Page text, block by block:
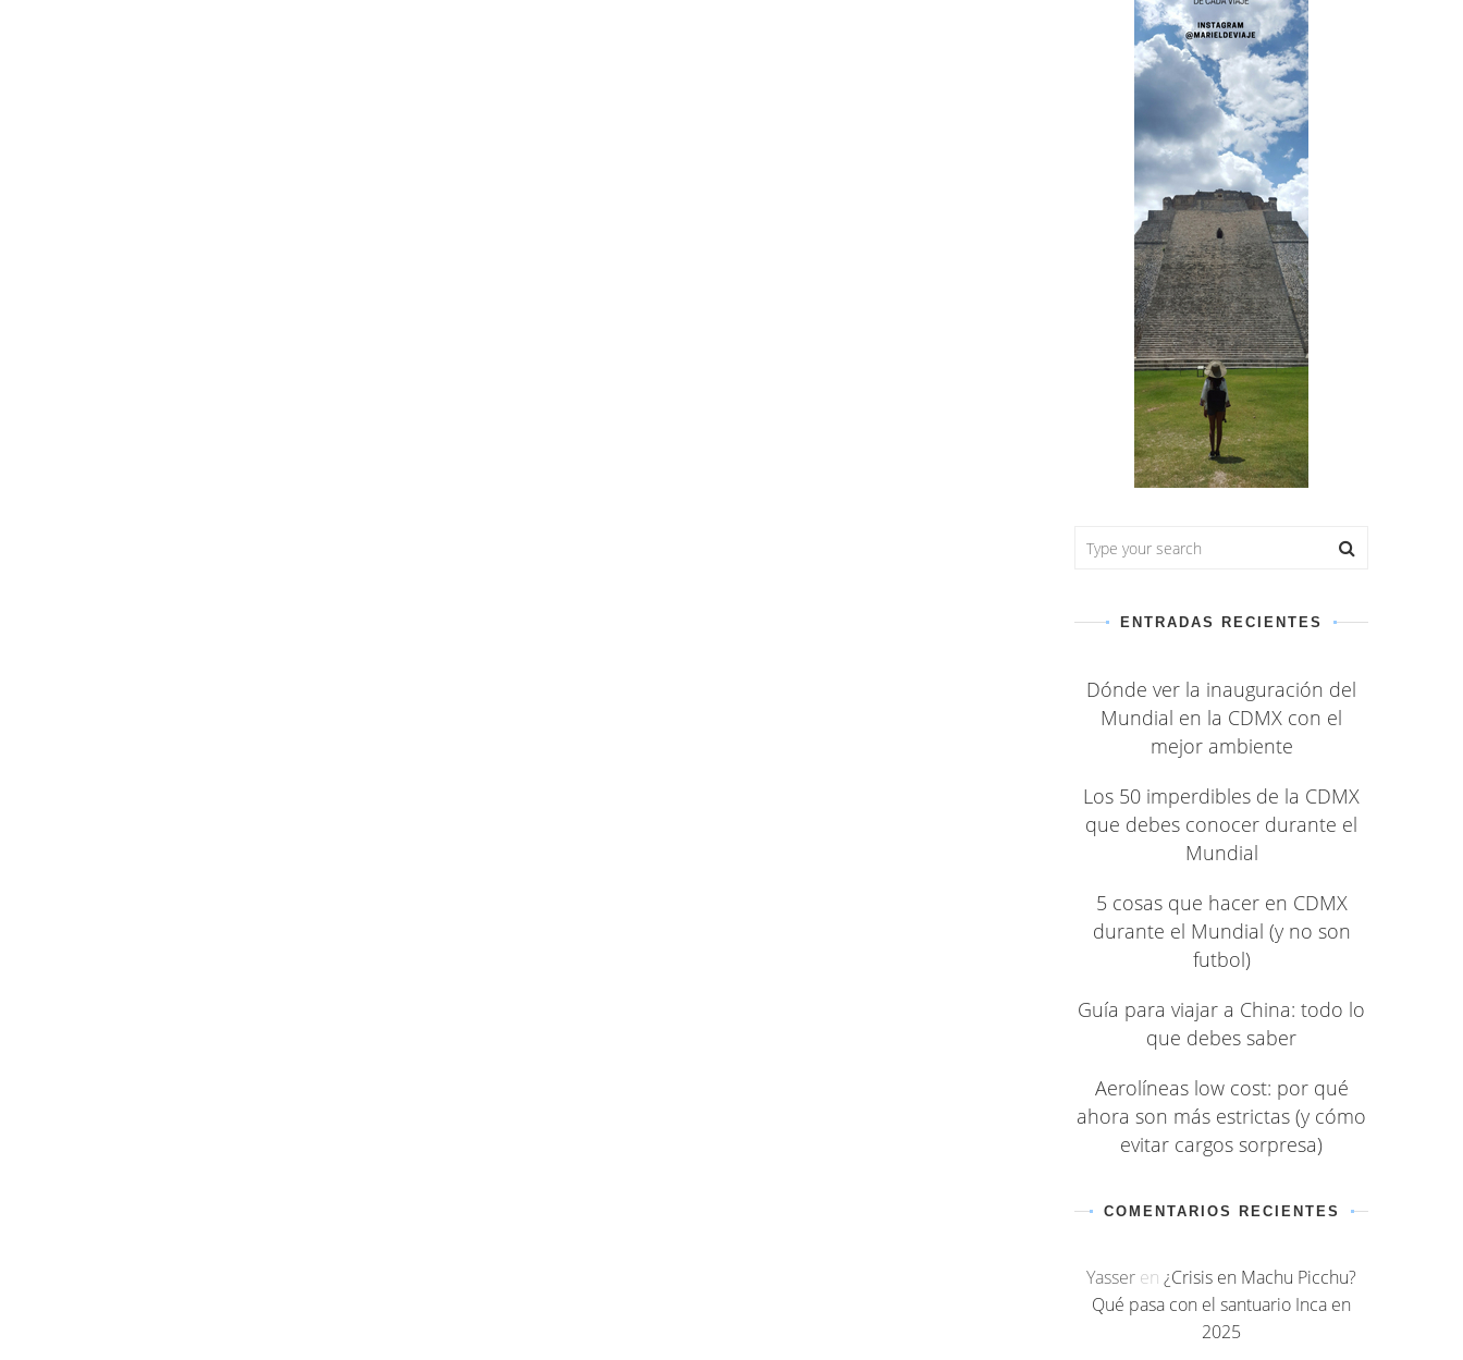
ENTRADAS RECIENTES
Dónde ver la inauguración del
Mundial en la CDMX con el
mejor ambiente
Los 50 imperdibles de la CDMX
que debes conocer durante el
Mundial
5 cosas que hacer en CDMX
durante el Mundial (y no son
futbol)
Guía para viajar a China: todo lo
que debes saber
Aerolíneas low cost: por qué
ahora son más estrictas (y cómo
evitar cargos sorpresa)
COMENTARIOS RECIENTES
Yasser en ¿Crisis en Machu Picchu?
Qué pasa con el santuario Inca en
2025